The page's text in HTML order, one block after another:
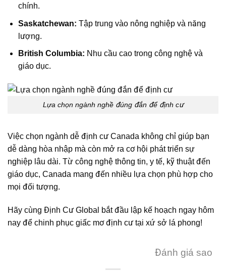
chính.
Saskatchewan: Tập trung vào nông nghiệp và năng
lượng.
British Columbia: Nhu cầu cao trong công nghệ và
giáo dục.
Lựa chọn ngành nghề đúng đắn để định cư
Việc chọn ngành dễ định cư Canada không chỉ giúp bạn
dễ dàng hòa nhập mà còn mở ra cơ hội phát triển sự
nghiệp lâu dài. Từ công nghệ thông tin, y tế, kỹ thuật đến
giáo dục, Canada mang đến nhiều lựa chọn phù hợp cho
mọi đối tượng.
Hãy cùng Định Cư Global
bắt đầu lập kế hoạch ngay hôm
nay để chinh phục giấc mơ định cư tại xứ sở lá phong!
Đánh giá sao